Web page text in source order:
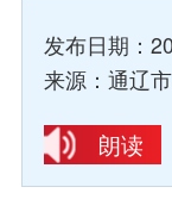
发布日期：
来源：通辽
朗读